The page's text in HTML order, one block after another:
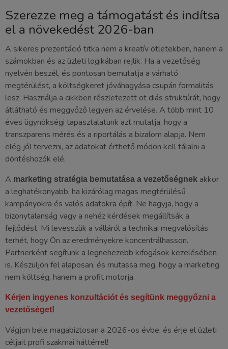
Szerezze meg a támogatást és indítsa
el a növekedést 2026-ban
A sikeres prezentáció titka nem a kreatív ötletekben, hanem a
számokban és az üzleti logikában rejlik. Ha a vezetőség
nyelvén beszél, és pontosan bemutatja a várható
megtérülést, a költségkeret jóváhagyása csupán formalitás
lesz. Használja a cikkben részletezett öt diás struktúrát, hogy
átlátható és meggyőző legyen az érvelése. A több mint 10
éves ügynökségi tapasztalatunk azt mutatja, hogy a
transzparens mérés és a riportálás a bizalom alapja. Nem
elég jól tervezni, az adatokat érthető módon kell tálalni a
döntéshozók elé.
A marketing stratégia bemutatása a vezetőségnek akkor
a leghatékonyabb, ha kizárólag magas megtérülésű
kampányokra és valós adatokra épít. Ne hagyja, hogy a
bizonytalanság vagy a nehéz kérdések megállítsák a
fejlődést. Mi levesszük a válláról a technikai megvalósítás
terhét, hogy Ön az eredményekre koncentrálhasson.
Partnerként segítünk a legnehezebb kifogások kezelésében
is. Készüljön fel alaposan, és mutassa meg, hogy a marketing
nem költség, hanem a profit motorja.
Kérjen ingyenes konzultációt és segítünk meggyőzni a
vezetőséget!
Vágjon bele magabiztosan a 2026-os évbe, és érje el üzleti
céljait profi szakmai háttérrel!